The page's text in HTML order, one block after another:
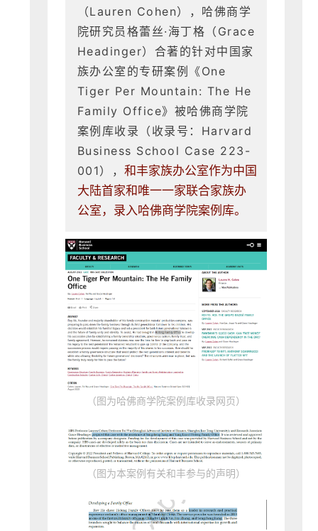
（Lauren Cohen），哈佛商学
院研究员格蕾丝·海丁格（Grace
Headinger）合著的针对中国家
族办公室的专研案例《One
Tiger Per Mountain: The He
Family Office》被哈佛商学院
案例库收录（收录号：Harvard
Business School Case 223-
001），和丰家族办公室作为中国
大陆首家和唯一一家联合家族办
公室，录入哈佛商学院案例库。
（图为哈佛商学院案例库收录网页）
（图为本案例有关和丰参与的声明）